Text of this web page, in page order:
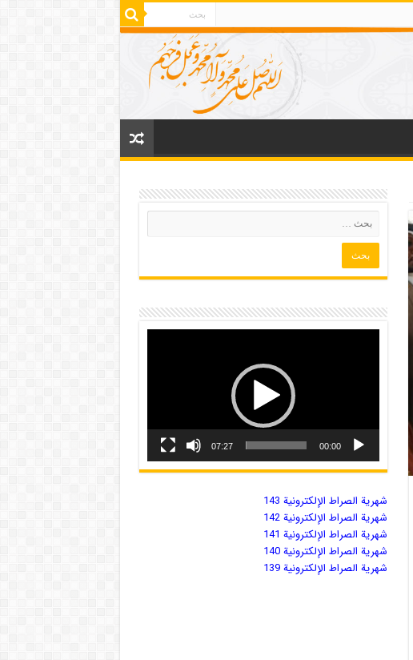
00:00
07:27
شهریة الصراط الإلكترونية 143
شهریة الصراط الإلكترونية 142
شهریة الصراط الإلكترونية 141
شهریة الصراط الإلكترونية 140
شهریة الصراط الإلكترونية 139